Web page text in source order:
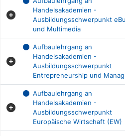
Handelsakademien -
Ausbildungsschwerpunkt
und Multimedia
Aufbaulehrgang an
Handelsakademien -
Ausbildungsschwerpunkt
Entrepreneurship und
Aufbaulehrgang an
Handelsakademien -
Ausbildungsschwerpunkt
Europäische Wirtschaft (EW)